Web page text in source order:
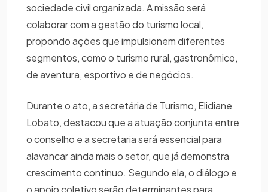
sociedade civil organizada. A missão será
colaborar com a gestão do turismo local,
propondo ações que impulsionem diferentes
segmentos, como o turismo rural, gastronômico,
de aventura, esportivo e de negócios.
Durante o ato, a secretária de Turismo, Elidiane
Lobato, destacou que a atuação conjunta entre
o conselho e a secretaria será essencial para
alavancar ainda mais o setor, que já demonstra
crescimento contínuo. Segundo ela, o diálogo e
o apoio coletivo serão determinantes para